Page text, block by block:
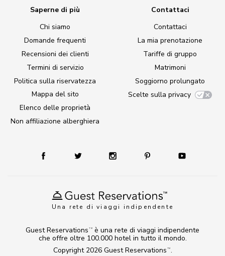
Una rete di viaggi indipendente
Saperne di più
Chi siamo
Domande frequenti
Recensioni dei clienti
Termini di servizio
Politica sulla riservatezza
Mappa del sito
Elenco delle proprietà
Non affiliazione alberghiera
Contattaci
Contattaci
La mia prenotazione
Tariffe di gruppo
Matrimoni
Soggiorno prolungato
Scelte sulla privacy
Copyright 2026 Guest Reservations TM .
Guest Reservations TM
è una rete di viaggi indipendente
che offre oltre 100.000 hotel in tutto il mondo.